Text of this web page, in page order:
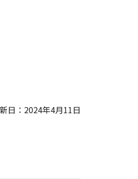
日：2024年4月11日